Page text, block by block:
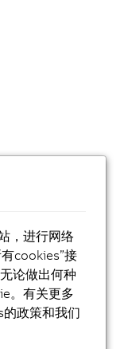
，进行网络
cookies”接
论做出何种
。有关更多
政策和我们